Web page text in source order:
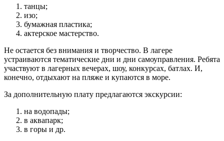
танцы;
изо;
бумажная пластика;
актерское мастерство.
Не остается без внимания и творчество. В лагере
устраиваются тематические дни и дни самоуправления. Ребята
участвуют в лагерных вечерах, шоу, конкурсах, батлах. И,
конечно, отдыхают на пляже и купаются в море.
За дополнительную плату предлагаются экскурсии:
на водопады;
в аквапарк;
в горы и др.